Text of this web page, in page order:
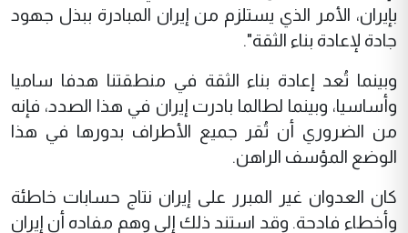
بإيران، الأمر الذي يستلزم من إيران المبادرة ببذل جهود
جادة لإعادة بناء الثقة".
وبينما تُعد إعادة بناء الثقة في منطقتنا هدفا ساميا
وأساسيا، وبينما لطالما بادرت إيران في هذا الصدد، فإنه
من الضروري أن تُقر جميع الأطراف بدورها في هذا
الوضع المؤسف الراهن.
كان العدوان غير المبرر على إيران نتاج حسابات خاطئة
وأخطاء فادحة. وقد استند ذلك إلى وهم مفاده أن إيران